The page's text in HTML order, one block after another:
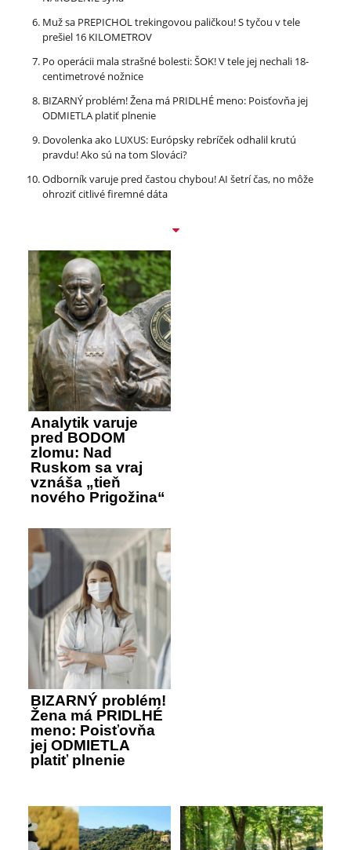
Muž sa PREPICHOL trekingovou paličkou! S tyčou v tele
prešiel 16 KILOMETROV
Po operácii mala strašné bolesti: ŠOK! V tele jej nechali 18-
centimetrové nožnice
BIZARNÝ problém! Žena má PRIDLHÉ meno: Poisťovňa jej
ODMIETLA platiť plnenie
Dovolenka ako LUXUS: Európsky rebríček odhalil krutú
pravdu! Ako sú na tom Slováci?
Odborník varuje pred častou chybou! AI šetrí čas, no môže
ohroziť citlivé firemné dáta
Analytik varuje
pred BODOM
zlomu: Nad
Ruskom sa vraj
vznáša „tieň
nového Prigožina“
BIZARNÝ problém!
Žena má PRIDLHÉ
meno: Poisťovňa
jej ODMIETLA
platiť plnenie